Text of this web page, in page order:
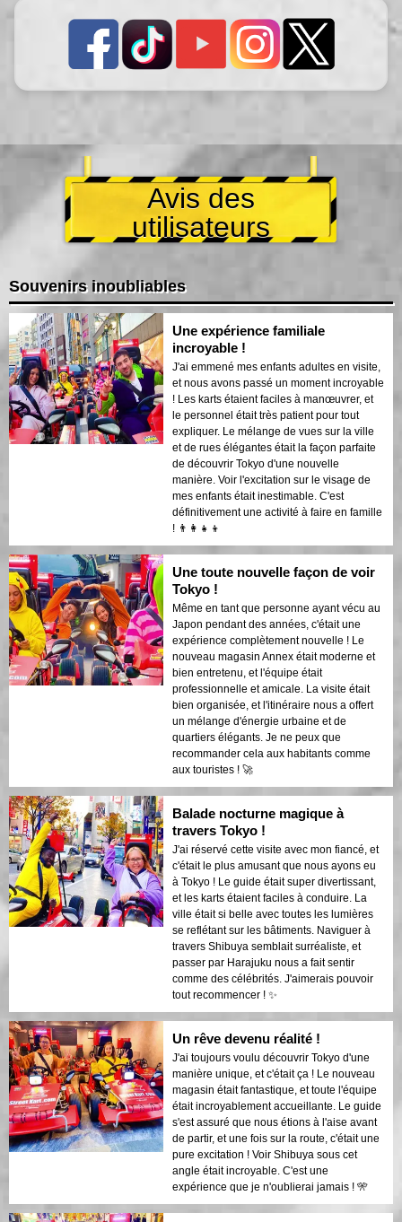
Avis des
utilisateurs
Souvenirs inoubliables
Une expérience familiale
incroyable !
J'ai emmené mes enfants adultes en visite,
et nous avons passé un moment incroyable
! Les karts étaient faciles à manœuvrer, et
le personnel était très patient pour tout
expliquer. Le mélange de vues sur la ville
et de rues élégantes était la façon parfaite
de découvrir Tokyo d'une nouvelle
manière. Voir l'excitation sur le visage de
mes enfants était inestimable. C'est
définitivement une activité à faire en famille
! 👨‍👩‍👧‍👦
Une toute nouvelle façon de voir
Tokyo !
Même en tant que personne ayant vécu au
Japon pendant des années, c'était une
expérience complètement nouvelle ! Le
nouveau magasin Annex était moderne et
bien entretenu, et l'équipe était
professionnelle et amicale. La visite était
bien organisée, et l'itinéraire nous a offert
un mélange d'énergie urbaine et de
quartiers élégants. Je ne peux que
recommander cela aux habitants comme
aux touristes ! 🚀
Balade nocturne magique à
travers Tokyo !
J'ai réservé cette visite avec mon fiancé, et
c'était le plus amusant que nous ayons eu
à Tokyo ! Le guide était super divertissant,
et les karts étaient faciles à conduire. La
ville était si belle avec toutes les lumières
se reflétant sur les bâtiments. Naviguer à
travers Shibuya semblait surréaliste, et
passer par Harajuku nous a fait sentir
comme des célébrités. J'aimerais pouvoir
tout recommencer ! ✨
Un rêve devenu réalité !
J'ai toujours voulu découvrir Tokyo d'une
manière unique, et c'était ça ! Le nouveau
magasin était fantastique, et toute l'équipe
était incroyablement accueillante. Le guide
s'est assuré que nous étions à l'aise avant
de partir, et une fois sur la route, c'était une
pure excitation ! Voir Shibuya sous cet
angle était incroyable. C'est une
expérience que je n'oublierai jamais ! 🎌